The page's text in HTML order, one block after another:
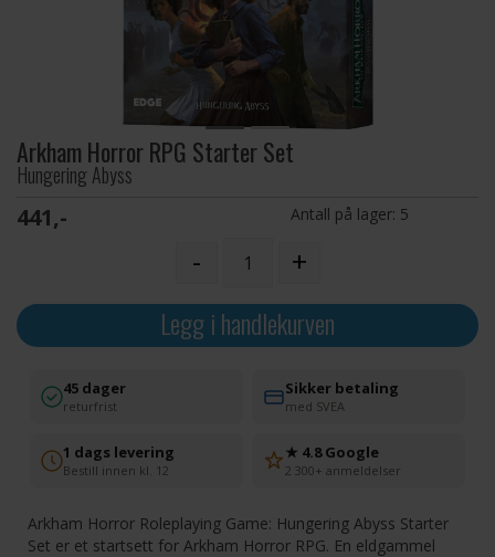
Arkham Horror RPG Starter Set
Hungering Abyss
441,- Antall på lager: 5
- +
Legg i handlekurven
45 dager
returfrist
Sikker betaling
med SVEA
1 dags levering
Bestill innen kl. 12
★ 4.8 Google
2 300+ anmeldelser
Arkham Horror Roleplaying Game: Hungering Abyss Starter
Set er et startsett for Arkham Horror RPG. En eldgammel